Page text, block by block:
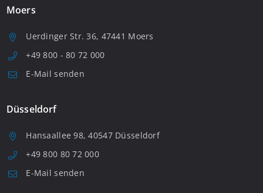
Moers
Uerdinger Str. 36, 47441 Moers
+49 800 - 80 72 000
E-Mail senden
Düsseldorf
Hansaallee 98, 40547 Düsseldorf
+49 800 80 72 000
E-Mail senden